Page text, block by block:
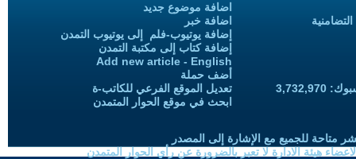
اضافة موضوع جديد
اضافة خبر
إضافة يوتيوب-فلم إلى يوتيوب التمدن
إضافة كتاب إلى مكتبة التمدن
Add new article - English
أضف حملة
تعديل الموقع الفرعي للكاتب-ة
ابحث في موقع الحوار المتمدن
متاحة للجميع مع الإشارة إلى المصدر
هيئة الادارة لا تعبر بالضرورة عن رأي الحوار المتمدن